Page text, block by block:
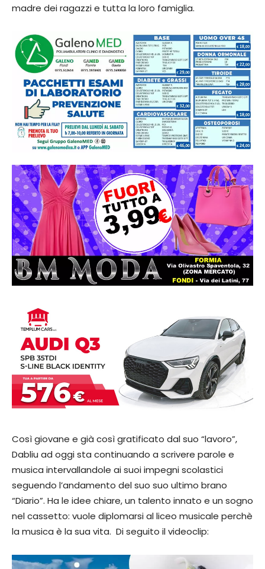
madre dei ragazzi e tutta la loro famiglia.
Così giovane e già così gratificato dal suo “lavoro”,
Dabliu ad oggi sta continuando a scrivere parole e
musica intervallandole ai suoi impegni scolastici
seguendo l’andamento del suo suo ultimo brano
“Diario”. Ha le idee chiare, un talento innato e un sogno
nel cassetto: vuole diplomarsi al liceo musicale perchè
la musica è la sua vita. Di seguito il videoclip: